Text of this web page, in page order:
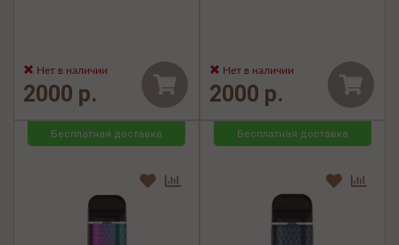
Нет в наличии
2000 р.
Нет в наличии
2000 р.
Бесплатная доставка Бесплатная доставка